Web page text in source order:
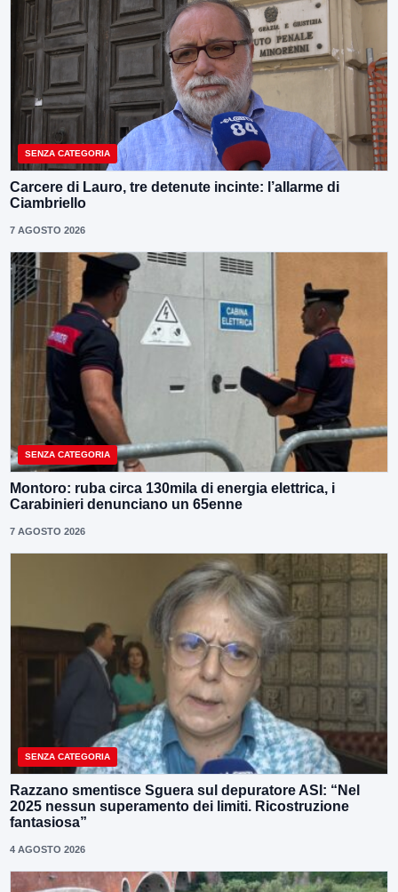
SENZA CATEGORIA
Carcere di Lauro, tre detenute incinte: l’allarme di
Ciambriello
7 AGOSTO 2026
SENZA CATEGORIA
Montoro: ruba circa 130mila di energia elettrica, i
Carabinieri denunciano un 65enne
7 AGOSTO 2026
SENZA CATEGORIA
Razzano smentisce Sguera sul depuratore ASI: “Nel
2025 nessun superamento dei limiti. Ricostruzione
fantasiosa”
4 AGOSTO 2026